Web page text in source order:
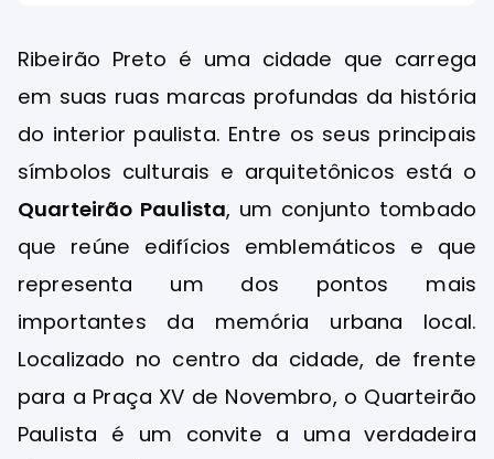
Ribeirão Preto é uma cidade que carrega
em suas ruas marcas profundas da história
do interior paulista. Entre os seus principais
símbolos culturais e arquitetônicos está o
Quarteirão Paulista, um conjunto tombado
que reúne edifícios emblemáticos e que
representa um dos pontos mais
importantes da memória urbana local.
Localizado no centro da cidade, de frente
para a Praça XV de Novembro, o Quarteirão
Paulista é um convite a uma verdadeira